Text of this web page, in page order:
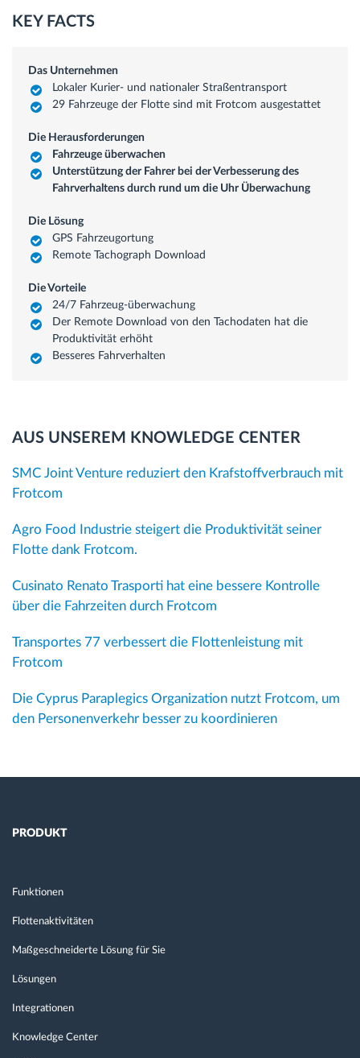
KEY FACTS
Das Unternehmen
Lokaler Kurier- und nationaler Straßentransport
29 Fahrzeuge der Flotte sind mit Frotcom ausgestattet
Die Herausforderungen
Fahrzeuge überwachen
Unterstützung der Fahrer bei der Verbesserung des
Fahrverhaltens durch rund um die Uhr Überwachung
Die Lösung
GPS Fahrzeugortung
Remote Tachograph Download
Die Vorteile
24/7 Fahrzeug-überwachung
Der Remote Download von den Tachodaten hat die
Produktivität erhöht
Besseres Fahrverhalten
AUS UNSEREM KNOWLEDGE CENTER
SMC Joint Venture reduziert den Krafstoffverbrauch mit
Frotcom
Agro Food Industrie steigert die Produktivität seiner
Flotte dank Frotcom.
Cusinato Renato Trasporti hat eine bessere Kontrolle
über die Fahrzeiten durch Frotcom
Transportes 77 verbessert die Flottenleistung mit
Frotcom
Die Cyprus Paraplegics Organization nutzt Frotcom, um
den Personenverkehr besser zu koordinieren
PRODUKT
Funktionen
Flottenaktivitäten
Maßgeschneiderte Lösung für Sie
Lösungen
Integrationen
Knowledge Center